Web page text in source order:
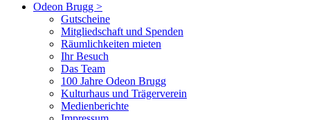
Odeon Brugg >
Gutscheine
Mitgliedschaft und Spenden
Räumlichkeiten mieten
Ihr Besuch
Das Team
100 Jahre Odeon Brugg
Kulturhaus und Trägerverein
Medienberichte